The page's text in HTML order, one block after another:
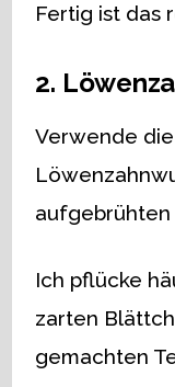
Fertig ist das
2.
Verwende
Ich pflücke
zarten
gemachten